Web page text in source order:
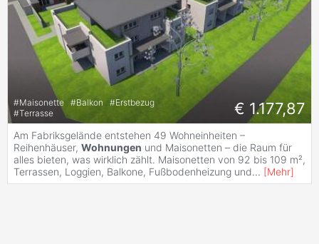
#Maisonette #Balkon #Erstbezug
#Terrasse € 1.177,87
Am Fabriksgelände entstehen 49 Wohneinheiten –
Reihenhäuser, Wohnungen und Maisonetten – die Raum für
alles bieten, was wirklich zählt. Maisonetten von 92 bis 109 m²,
Terrassen, Loggien, Balkone, Fußbodenheizung und... [Mehr]